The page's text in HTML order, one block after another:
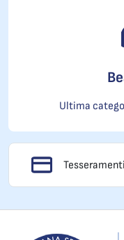
Ultima